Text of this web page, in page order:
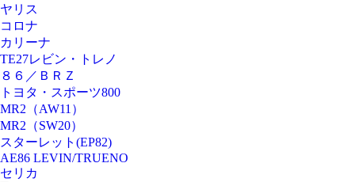
ヤリス
コロナ
カリーナ
TE27レビン・トレノ
８６／ＢＲＺ
トヨタ・スポーツ800
MR2（AW11）
MR2（SW20）
スターレット(EP82)
AE86 LEVIN/TRUENO
セリカ